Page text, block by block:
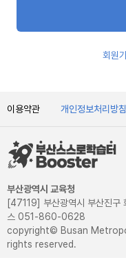
회원
이용약관 개인정보처리방침
부산광역시 교육청
[47119] 부산광역시 부산진
스 051-860-0628
copyright© Busan
rights reserved.